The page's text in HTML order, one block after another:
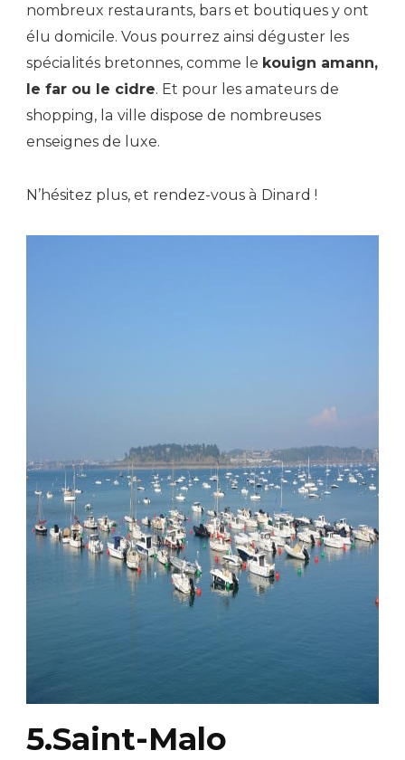
nombreux restaurants, bars et boutiques y ont
élu domicile. Vous pourrez ainsi déguster les
spécialités bretonnes, comme le kouign amann,
le far ou le cidre. Et pour les amateurs de
shopping, la ville dispose de nombreuses
enseignes de luxe.
N’hésitez plus, et rendez-vous à Dinard !
5.Saint-Malo